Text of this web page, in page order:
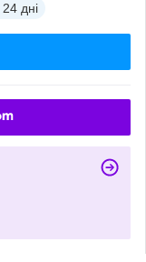
24 дні